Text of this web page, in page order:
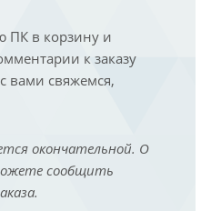
ПК в корзину и
к заказу
вами свяжемся,
окончательной. О
сообщить